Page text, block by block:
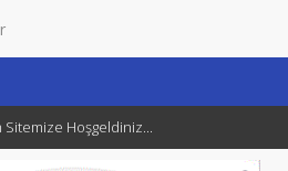
Sitemize Hoşgeldiniz...